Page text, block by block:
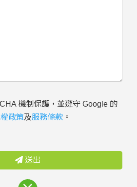
機制保護，並遵守 Google 的
政策及服務條款 。
送出